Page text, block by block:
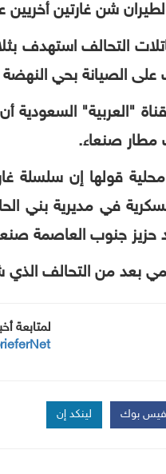
شن غارتين
التحالف استهدف
على الصيانة بحي النهضة
"العربية" السعودية
مطار صنعاء.
قولها إن سلسلة
في مديرية بني
حزيز جنوب العاصمة
بعد من التحالف
لمتابعة
فيس بوك لينكد إن